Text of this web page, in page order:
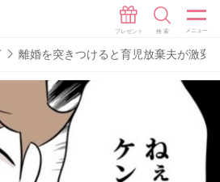
離婚を突きつけると育児放棄夫が激変